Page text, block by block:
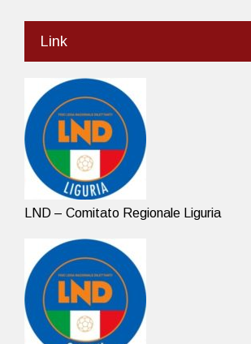
Link
LND – Comitato Regionale Liguria